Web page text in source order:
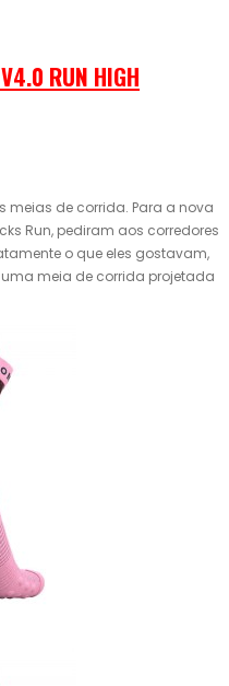
RUN HIGH
meias de corrida. Para a nova
Run, pediram aos corredores
o que eles gostavam,
meia de corrida projetada